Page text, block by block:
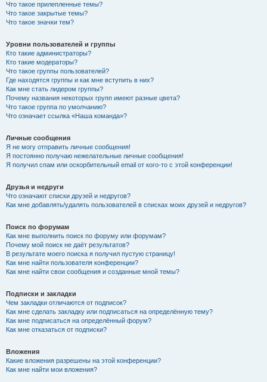
Что такое прилепленные темы?
Что такое закрытые темы?
Что такое значки тем?
Уровни пользователей и группы
Кто такие администраторы?
Кто такие модераторы?
Что такое группы пользователей?
Где находятся группы и как мне вступить в них?
Как мне стать лидером группы?
Почему названия некоторых групп имеют разные цвета?
Что такое группа по умолчанию?
Что означает ссылка «Наша команда»?
Личные сообщения
Я не могу отправить личные сообщения!
Я постоянно получаю нежелательные личные сообщения!
Я получил спам или оскорбительный email от кого-то с этой конференции!
Друзья и недруги
Что означают списки друзей и недругов?
Как мне добавлять/удалять пользователей в списках моих друзей и недругов?
Поиск по форумам
Как мне выполнить поиск по форуму или форумам?
Почему мой поиск не даёт результатов?
В результате моего поиска я получил пустую страницу!
Как мне найти пользователя конференции?
Как мне найти свои сообщения и созданные мной темы?
Подписки и закладки
Чем закладки отличаются от подписок?
Как мне сделать закладку или подписаться на определённую тему?
Как мне подписаться на определённый форум?
Как мне отказаться от подписки?
Вложения
Какие вложения разрешены на этой конференции?
Как мне найти мои вложения?